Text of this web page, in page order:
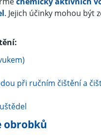
. Jejich účinky mohou být
při ručním čištění a
obrobků